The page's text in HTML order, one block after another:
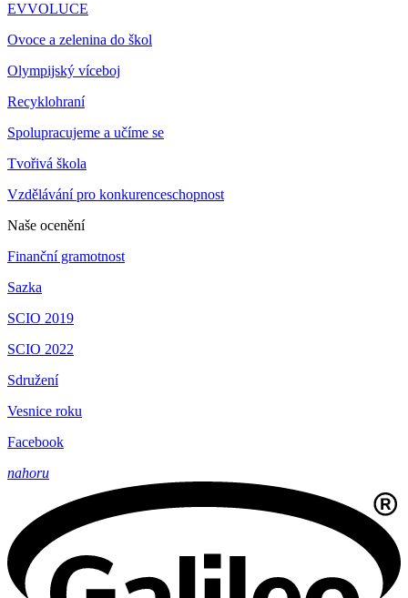
EVVOLUCE
Ovoce a zelenina do škol
Olympijský víceboj
Recyklohraní
Spolupracujeme a učíme se
Tvořivá škola
Vzdělávání pro konkurenceschopnost
Naše ocenění
Finanční gramotnost
Sazka
SCIO 2019
SCIO 2022
Sdružení
Vesnice roku
Facebook
nahoru